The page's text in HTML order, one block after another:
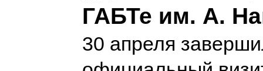
ГАБТе им. А.
30 апреля